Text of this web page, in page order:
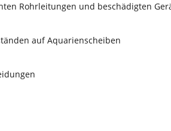
Rohrleitungen und beschädigten
auf Aquarienscheiben